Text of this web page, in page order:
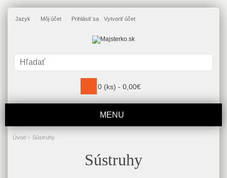
Jazyk Môj účet Prihlásiť sa Vytvoriť účet
0 (ks) - 0,00€
MENU
Úvod » Sústruhy
Sústruhy